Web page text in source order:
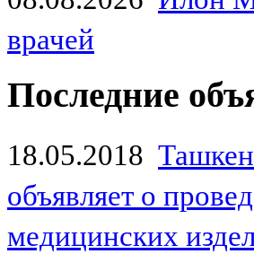
врачей
Последние
18.05.2018
объявляет о
медицинских